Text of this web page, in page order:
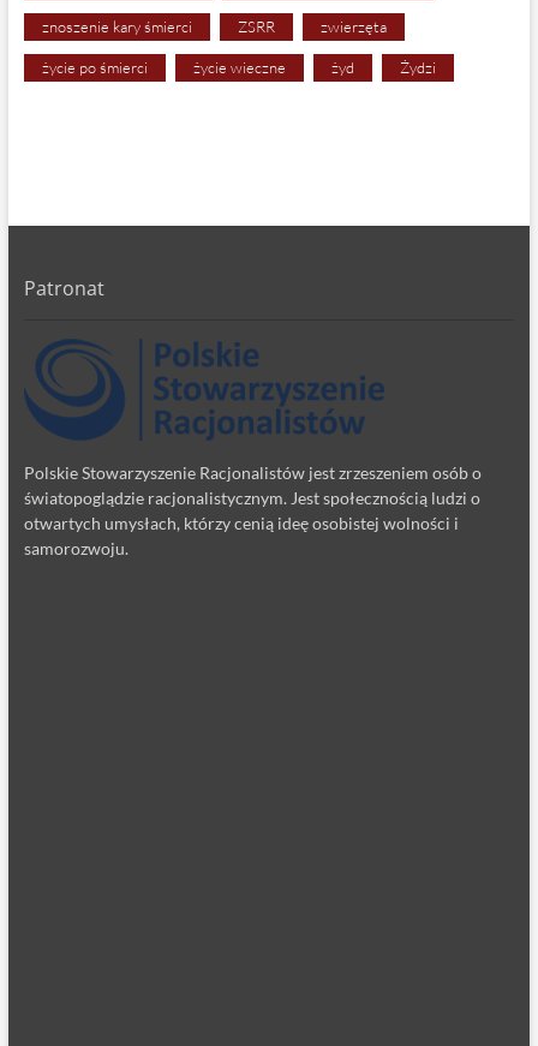
znoszenie kary śmierci ZSRR zwierzęta
życie po śmierci życie wieczne żyd Żydzi
Patronat
Polskie Stowarzyszenie Racjonalistów jest zrzeszeniem osób o
światopoglądzie racjonalistycznym. Jest społecznością ludzi o
otwartych umysłach, którzy cenią ideę osobistej wolności i
samorozwoju.